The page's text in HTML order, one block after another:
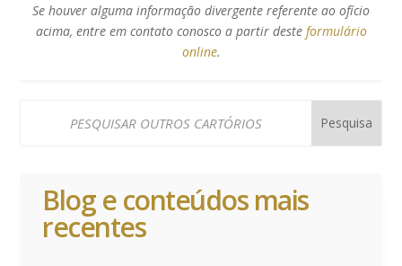
Se houver alguma informação divergente referente ao ofício
acima, entre em contato conosco a partir deste formulário
online.
Blog e conteúdos mais
recentes